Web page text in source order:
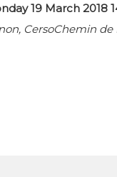
19 March 2018
CersoChemin de